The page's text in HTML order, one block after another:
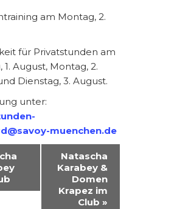
am Montag, 2.
für Privatstunden am
1. August, Montag, 2.
Dienstag, 3. August.
unter:
muenchen.de
Natascha
Karabey &
Domen
Krapez im
Club »